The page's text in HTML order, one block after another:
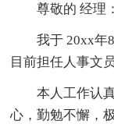
尊敬的 经理：
我于 20xx年
目前担任人事文
本人工作认
心，勤勉不懈，